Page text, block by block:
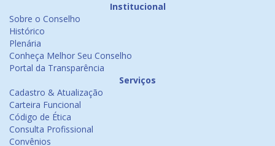
Institucional
Sobre o Conselho
Histórico
Plenária
Conheça Melhor Seu Conselho
Portal da Transparência
Serviços
Cadastro & Atualização
Carteira Funcional
Código de Ética
Consulta Profissional
Convênios